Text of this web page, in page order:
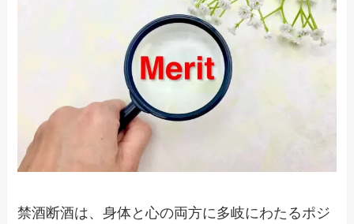
禁酒断酒は、身体と心の両方に多岐にわたるポジ